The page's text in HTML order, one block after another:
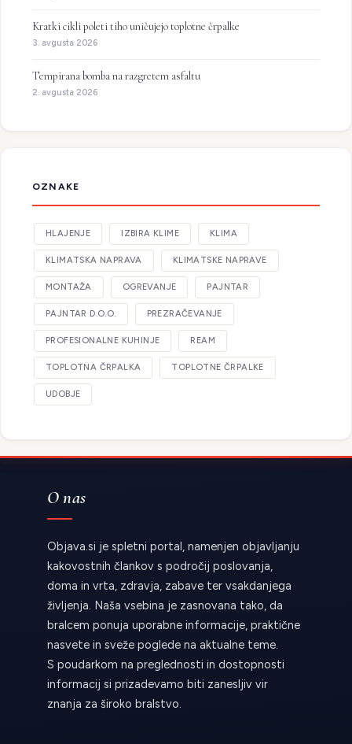
Kratki cikli poleti tiho uničujejo toplotne črpalke
3. avgusta 2026
Tempirana bomba na razgretem asfaltu
2. avgusta 2026
OZNAKE
HLAJENJE IZBIRA KLIME KLIMA
KLIMATSKA NAPRAVA KLIMATSKE NAPRAVE
MONTAŽA OGREVANJE PAJNTAR
PAJNTAR D.O.O. PREZRAČEVANJE
PROFESIONALNE KUHINJE REAM
TOPLOTNA ČRPALKA TOPLOTNE ČRPALKE
UDOBJE
O nas
Objava.si je spletni portal, namenjen objavljanju
kakovostnih člankov s področij poslovanja,
doma in vrta, zdravja, zabave ter vsakdanjega
življenja. Naša vsebina je zasnovana tako, da
bralcem ponuja uporabne informacije, praktične
nasvete in sveže poglede na aktualne teme.
S poudarkom na preglednosti in dostopnosti
informacij si prizadevamo biti zanesljiv vir
znanja za široko bralstvo.